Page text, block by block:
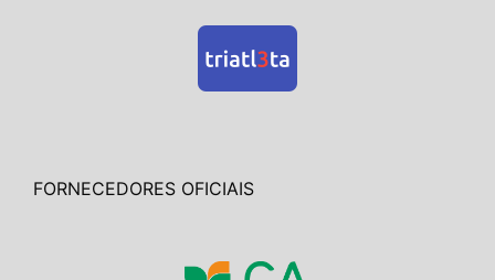
FORNECEDORES OFICIAIS